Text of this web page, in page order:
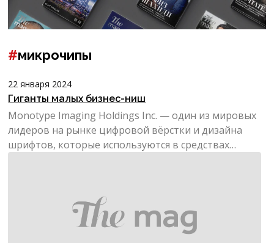
#микрочипы
22 января 2024
Гиганты малых бизнес-ниш
Monotype Imaging Holdings Inc. — один из мировых
лидеров на рынке цифровой вёрстки и дизайна
шрифтов, которые используются в средствах